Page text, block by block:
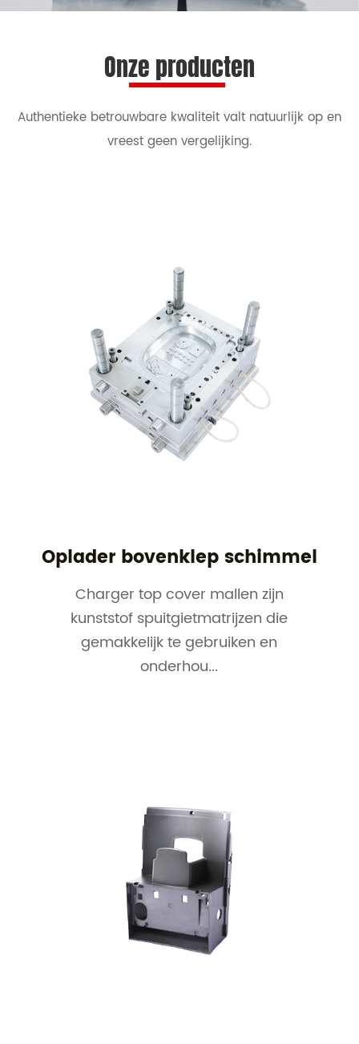
Onze producten
Authentieke betrouwbare kwaliteit valt natuurlijk op en
vreest geen vergelijking.
Oplader bovenklep schimmel
Charger top cover mallen zijn
kunststof spuitgietmatrijzen die
gemakkelijk te gebruiken en
onderhou...